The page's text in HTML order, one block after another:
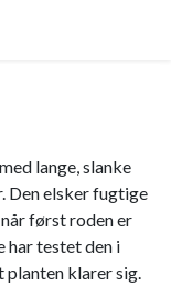
lange, slanke
Den elsker fugtige
først roden er
har testet den i
planten klarer sig.